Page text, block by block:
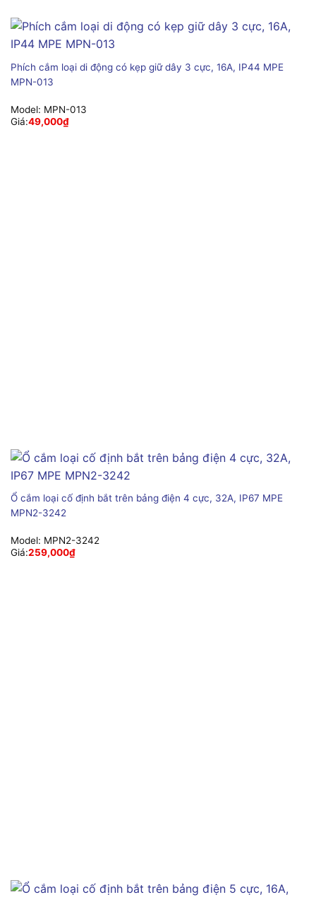
Phích cắm loại di động có kẹp giữ dây 3 cực, 16A, IP44 MPE
MPN-013
Model: MPN-013
Giá:49,000₫
Ổ cắm loại cố định bắt trên bảng điện 4 cực, 32A, IP67 MPE
MPN2-3242
Model: MPN2-3242
Giá:259,000₫